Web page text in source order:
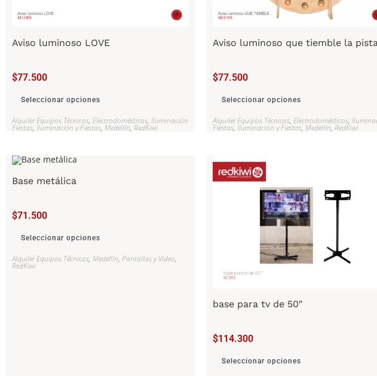
Aviso luminoso LOVE
$77.500
Seleccionar opciones
Alquiler Equipos Técnicos, Electrodomésticos, Iluminación
Fiestas, Iluminación y Fiestas, Medellín, RedKiwi
Aviso luminoso que tiemble la
$77.500
Seleccionar opciones
Alquiler Equipos Técnicos, Electrodomésticos,
Fiestas, Iluminación y Fiestas, Medellín, RedKiwi
Base metálica
$71.500
Seleccionar opciones
Alquiler Equipos Técnicos, Medellín, Pantallas y Video,
RedKiwi
base para tv de 50″
$114.300
Seleccionar opciones